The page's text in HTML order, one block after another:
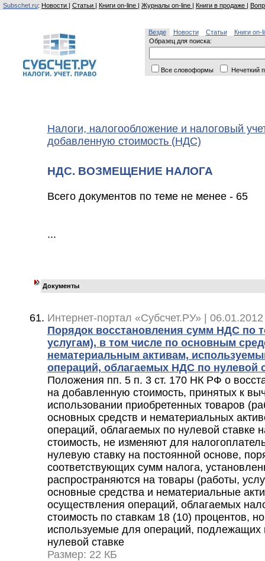
Subschet.ru: Новости | Статьи | Книги on-line | Журналы on-line | Книги в продаже |
Везде Новости Статьи
Книги on-
Образец для поиска:
Все словоформы Нечеткий
Налоги, налогообложение и налоговый
добавленную стоимость (НДС)
НДС. ВОЗМЕЩЕНИЕ НАЛОГА
Всего документов по теме не менее - 65
...
Документы
Интернет-портал «Субсчет.РУ» |
Порядок восстановления сумм НДС по
услугам), в том числе по основным
нематериальным активам,
операций, облагаемых НДС по нулевой
Положения пп. 5 п. 3 ст. 170 НК РФ о
на добавленную стоимость, принятых к
использовании приобретенных товаров
основных средств и нематериальных
операций, облагаемых по нулевой ставке
стоимость, не изменяют для
нулевую ставку на постоянной основе,
соответствующих сумм налога,
распространяются на товары (работы,
основные средства и нематериальные
осуществления операций, облагаемых
стоимость по ставкам 18 (10) процентов,
используемые для операций, подлежащих
нулевой ставке
Размер: 22 КБ